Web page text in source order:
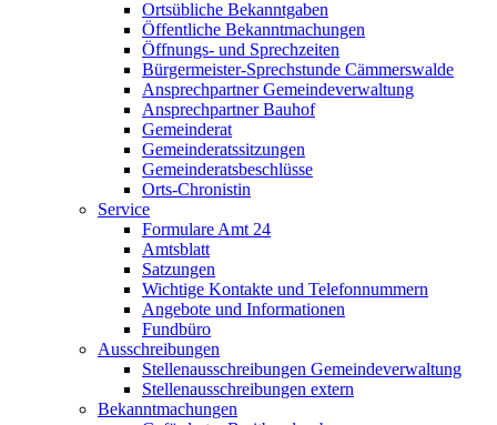
Ortsübliche Bekanntgaben
Öffentliche Bekanntmachungen
Öffnungs- und Sprechzeiten
Bürgermeister-Sprechstunde Cämmerswalde
Ansprechpartner Gemeindeverwaltung
Ansprechpartner Bauhof
Gemeinderat
Gemeinderatssitzungen
Gemeinderatsbeschlüsse
Orts-Chronistin
Service
Formulare Amt 24
Amtsblatt
Satzungen
Wichtige Kontakte und Telefonnummern
Angebote und Informationen
Fundbüro
Ausschreibungen
Stellenausschreibungen Gemeindeverwaltung
Stellenausschreibungen extern
Bekanntmachungen